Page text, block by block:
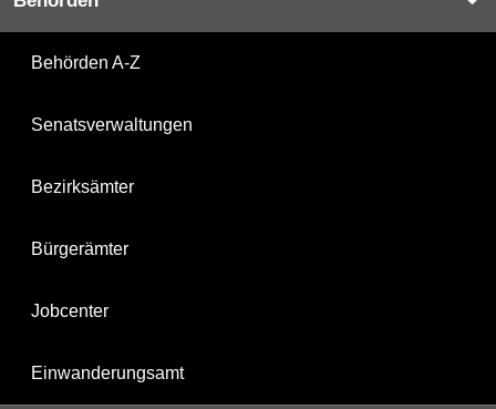
Behörden A-Z
Senatsverwaltungen
Bezirksämter
Bürgerämter
Jobcenter
Einwanderungsamt